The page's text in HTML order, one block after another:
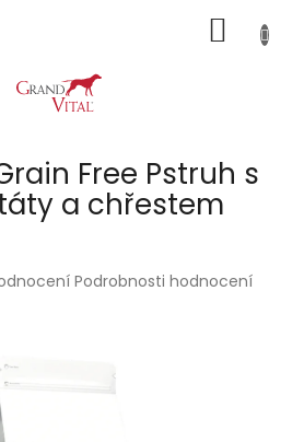
KOŠÍK
Free Pstruh s
a chřestem
Podrobnosti hodnocení